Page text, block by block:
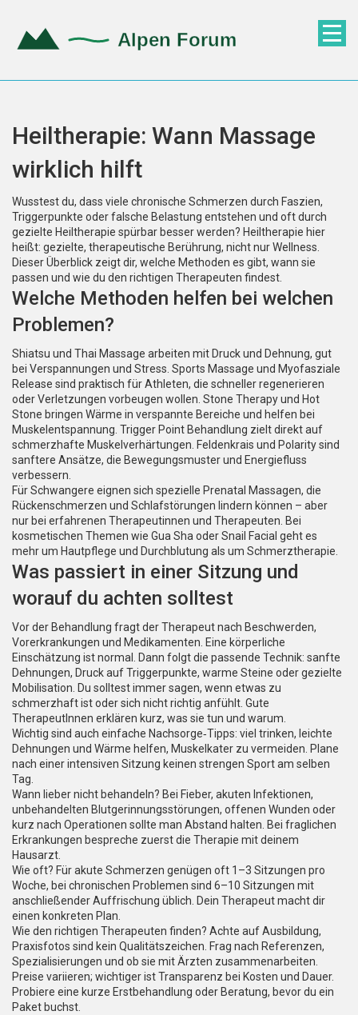
Heiltherapie: Wann Massage
wirklich hilft
Wusstest du, dass viele chronische Schmerzen durch Faszien,
Triggerpunkte oder falsche Belastung entstehen und oft durch
gezielte Heiltherapie spürbar besser werden? Heiltherapie hier
heißt: gezielte, therapeutische Berührung, nicht nur Wellness.
Dieser Überblick zeigt dir, welche Methoden es gibt, wann sie
passen und wie du den richtigen Therapeuten findest.
Welche Methoden helfen bei welchen
Problemen?
Shiatsu und Thai Massage arbeiten mit Druck und Dehnung, gut
bei Verspannungen und Stress. Sports Massage und Myofasziale
Release sind praktisch für Athleten, die schneller regenerieren
oder Verletzungen vorbeugen wollen. Stone Therapy und Hot
Stone bringen Wärme in verspannte Bereiche und helfen bei
Muskelentspannung. Trigger Point Behandlung zielt direkt auf
schmerzhafte Muskelverhärtungen. Feldenkrais und Polarity sind
sanftere Ansätze, die Bewegungsmuster und Energiefluss
verbessern.
Für Schwangere eignen sich spezielle Prenatal Massagen, die
Rückenschmerzen und Schlafstörungen lindern können – aber
nur bei erfahrenen Therapeutinnen und Therapeuten. Bei
kosmetischen Themen wie Gua Sha oder Snail Facial geht es
mehr um Hautpflege und Durchblutung als um Schmerztherapie.
Was passiert in einer Sitzung und
worauf du achten solltest
Vor der Behandlung fragt der Therapeut nach Beschwerden,
Vorerkrankungen und Medikamenten. Eine körperliche
Einschätzung ist normal. Dann folgt die passende Technik: sanfte
Dehnungen, Druck auf Triggerpunkte, warme Steine oder gezielte
Mobilisation. Du solltest immer sagen, wenn etwas zu
schmerzhaft ist oder sich nicht richtig anfühlt. Gute
TherapeutInnen erklären kurz, was sie tun und warum.
Wichtig sind auch einfache Nachsorge‑Tipps: viel trinken, leichte
Dehnungen und Wärme helfen, Muskelkater zu vermeiden. Plane
nach einer intensiven Sitzung keinen strengen Sport am selben
Tag.
Wann lieber nicht behandeln? Bei Fieber, akuten Infektionen,
unbehandelten Blutgerinnungsstörungen, offenen Wunden oder
kurz nach Operationen sollte man Abstand halten. Bei fraglichen
Erkrankungen bespreche zuerst die Therapie mit deinem
Hausarzt.
Wie oft? Für akute Schmerzen genügen oft 1–3 Sitzungen pro
Woche, bei chronischen Problemen sind 6–10 Sitzungen mit
anschließender Auffrischung üblich. Dein Therapeut macht dir
einen konkreten Plan.
Wie den richtigen Therapeuten finden? Achte auf Ausbildung,
Praxisfotos sind kein Qualitätszeichen. Frag nach Referenzen,
Spezialisierungen und ob sie mit Ärzten zusammenarbeiten.
Preise variieren; wichtiger ist Transparenz bei Kosten und Dauer.
Probiere eine kurze Erstbehandlung oder Beratung, bevor du ein
Paket buchst.